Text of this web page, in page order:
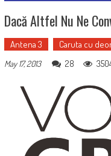
Dacă Altfel Nu Ne
Antena 3 Caruta cu
May 17, 2013
28